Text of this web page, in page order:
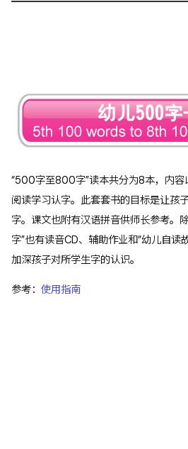
“500字至800字”读本共分为8本，内容
阅读学习认字。此套套书的目标是让孩
字。课文也附有汉语拼音供师长参考。
字”也有读音CD、辅助作业和“幼儿自读
加深孩子对所学生字的认识。
参考： 使用指南